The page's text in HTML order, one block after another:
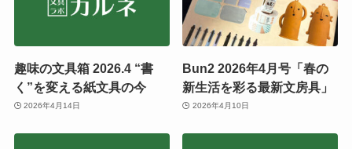
趣味の文具箱 2026.4 “書
く”を変える紙文具の今
2026年4月14日
Bun2 2026年4月号「春の
新生活を彩る最新文房具」
2026年4月10日